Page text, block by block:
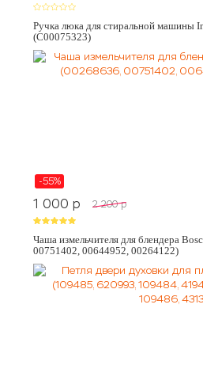
Ручка люка для стиральной машины
(C00075323)
-55%
1 000 p 2 200 p
Чаша измельчителя для блендера
00751402, 00644952, 00264122)